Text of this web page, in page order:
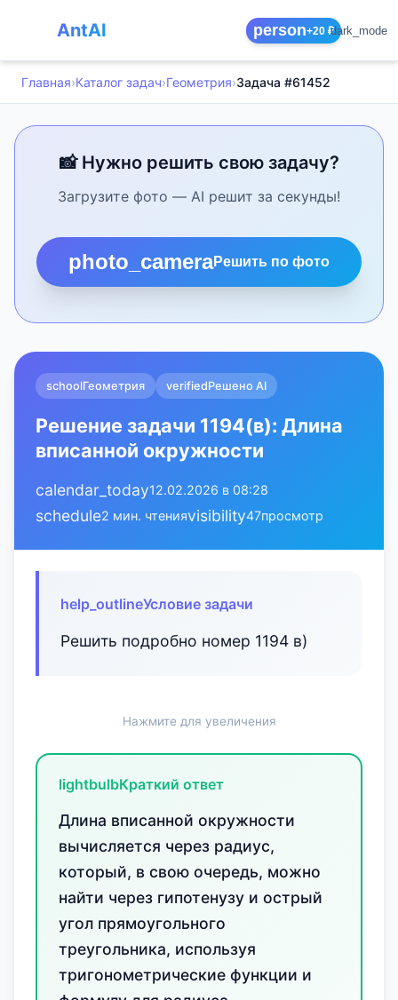
AntAI person+20 ₽dark_mode
Главная›Каталог задач›Геометрия›Задача #61452
📸 Нужно решить свою задачу?
Загрузите фото — AI решит за секунды!
photo_cameraРешить по фото
schoolГеометрия verifiedРешено AI
Решение задачи 1194(в): Длина
вписанной окружности
calendar_today12.02.2026 в 08:28
schedule2 мин. чтенияvisibility47просмотр
help_outlineУсловие задачи
Решить подробно номер 1194 в)
Нажмите для увеличения
lightbulbКраткий ответ
Длина вписанной окружности
вычисляется через радиус,
который, в свою очередь, можно
найти через гипотенузу и острый
угол прямоугольного
треугольника, используя
тригонометрические функции и